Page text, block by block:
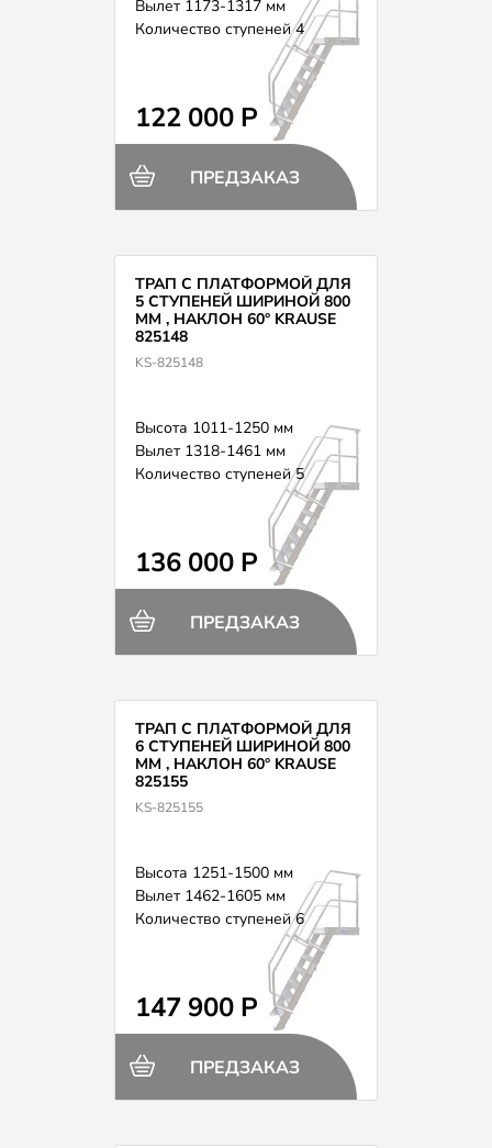
Вылет 1173-1317 мм
Количество ступеней 4
122 000 Р
ПРЕДЗАКАЗ
ТРАП С ПЛАТФОРМОЙ ДЛЯ
5 СТУПЕНЕЙ ШИРИНОЙ 800
ММ , НАКЛОН 60° KRAUSE
825148
KS-825148
Высота 1011-1250 мм
Вылет 1318-1461 мм
Количество ступеней 5
136 000 Р
ПРЕДЗАКАЗ
ТРАП С ПЛАТФОРМОЙ ДЛЯ
6 СТУПЕНЕЙ ШИРИНОЙ 800
ММ , НАКЛОН 60° KRAUSE
825155
KS-825155
Высота 1251-1500 мм
Вылет 1462-1605 мм
Количество ступеней 6
147 900 Р
ПРЕДЗАКАЗ